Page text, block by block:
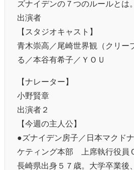
ズナイデンの７つのルールとは。
出演者
【スタジオキャスト】
青木崇高／尾崎世界観（クリー
る／本谷有希子／ＹＯＵ
【ナレーター】
小野賢章
出演者２
【今週の主人公】
●ズナイデン房子／日本マクド
ケティング本部 上席執行役員
長崎県出身５７歳。大学卒業後